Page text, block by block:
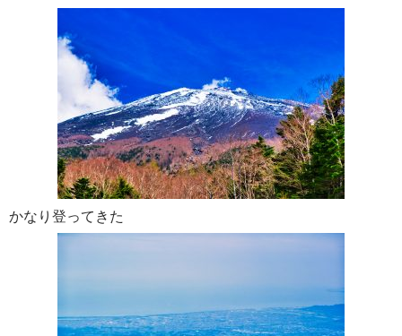
かなり登ってきた